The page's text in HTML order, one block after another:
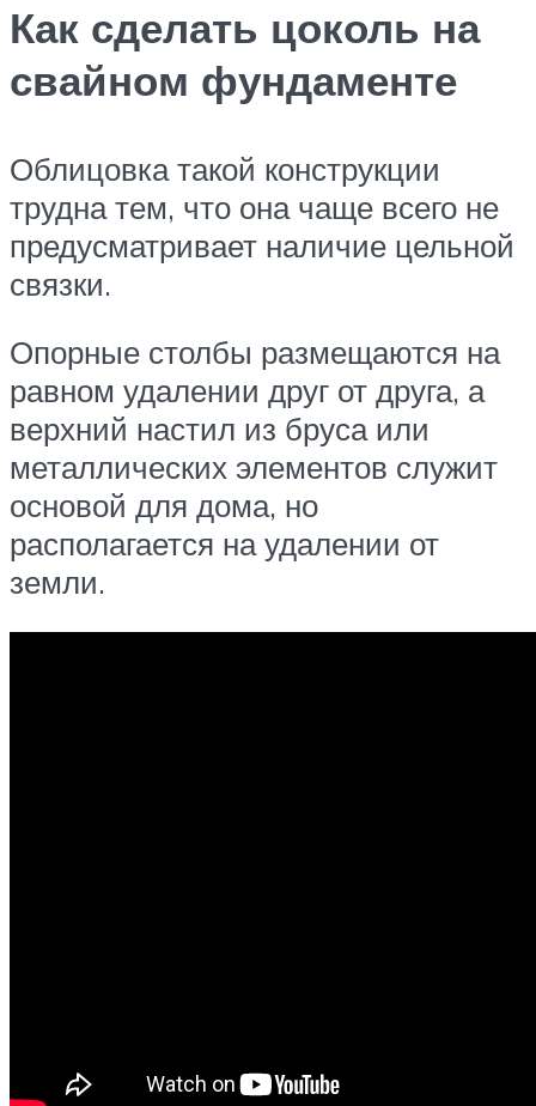
Как сделать цоколь на
свайном фундаменте
Облицовка такой конструкции
трудна тем, что она чаще всего не
предусматривает наличие цельной
связки.
Опорные столбы размещаются на
равном удалении друг от друга, а
верхний настил из бруса или
металлических элементов служит
основой для дома, но
располагается на удалении от
земли.